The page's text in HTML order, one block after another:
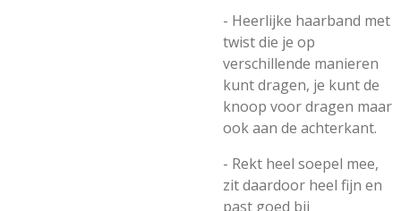
- Heerlijke haarband met
twist die je op
verschillende manieren
kunt dragen, je kunt de
knoop voor dragen maar
ook aan de achterkant.
- Rekt heel soepel mee,
zit daardoor heel fijn en
past goed bij